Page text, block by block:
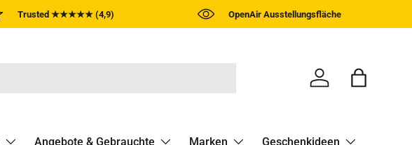
Trusted ★★★★★ (4,9) OpenAir Ausstellungsfläche
Einloggen
Angebote & Gebrauchte Marken Geschenkideen